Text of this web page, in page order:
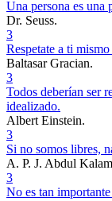
Una persona es una
Dr. Seuss.
3
Respetate a ti
Baltasar Gracian.
3
Todos deberían ser
idealizado.
Albert Einstein.
3
Si no somos libres,
A. P. J. Abdul
3
No es tan